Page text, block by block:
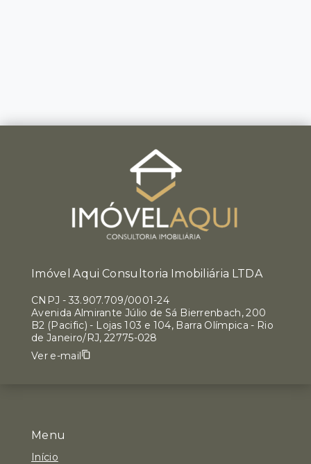
Menu
Início
Imóvel Aqui Consultoria Imobiliária LTDA
CNPJ - 33.907.709/0001-24
Avenida Almirante Júlio de Sá Bierrenbach, 200
B2 (Pacific) - Lojas 103 e 104, Barra Olímpica - Rio
de Janeiro/RJ, 22775-028
Ver e-mail